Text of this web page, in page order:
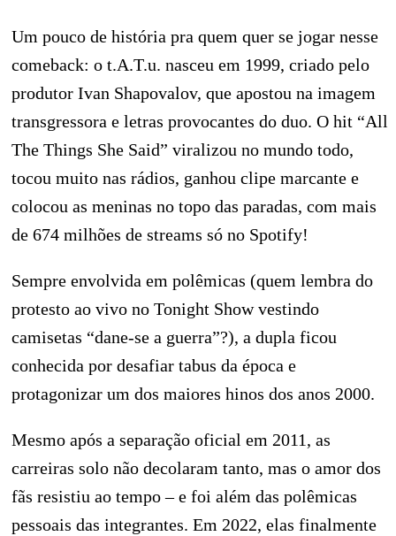
Um pouco de história pra quem quer se jogar nesse
comeback: o t.A.T.u. nasceu em 1999, criado pelo
produtor Ivan Shapovalov, que apostou na imagem
transgressora e letras provocantes do duo. O hit “All
The Things She Said” viralizou no mundo todo,
tocou muito nas rádios, ganhou clipe marcante e
colocou as meninas no topo das paradas, com mais
de 674 milhões de streams só no Spotify!
Sempre envolvida em polêmicas (quem lembra do
protesto ao vivo no Tonight Show vestindo
camisetas “dane-se a guerra”?), a dupla ficou
conhecida por desafiar tabus da época e
protagonizar um dos maiores hinos dos anos 2000.
Mesmo após a separação oficial em 2011, as
carreiras solo não decolaram tanto, mas o amor dos
fãs resistiu ao tempo – e foi além das polêmicas
pessoais das integrantes. Em 2022, elas finalmente